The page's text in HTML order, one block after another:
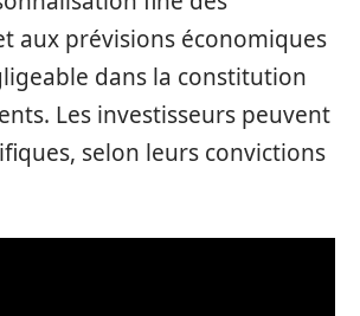
aux prévisions économiques
dans la constitution
Les investisseurs peuvent
selon leurs convictions